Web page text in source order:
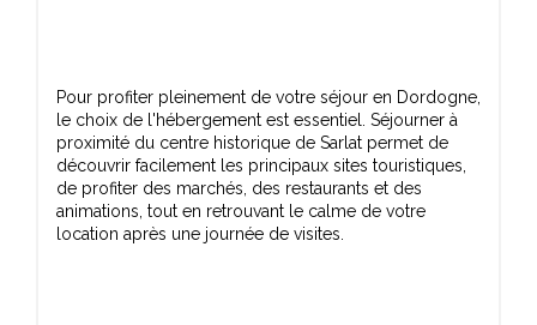
Pour profiter pleinement de votre séjour en Dordogne,
le choix de l'hébergement est essentiel. Séjourner à
proximité du centre historique de Sarlat permet de
découvrir facilement les principaux sites touristiques,
de profiter des marchés, des restaurants et des
animations, tout en retrouvant le calme de votre